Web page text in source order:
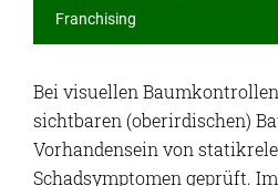
Franchising
Bei visuellen
sichtbaren (oberirdischen)
Vorhandensein von
Schadsymptomen geprüft.